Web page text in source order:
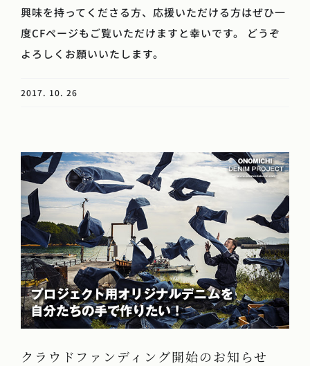
興味を持ってくださる方、応援いただける方はぜひ一
度CFページもご覧いただけますと幸いです。 どうぞ
よろしくお願いいたします。
2017. 10. 26
クラウドファンディング開始のお知らせ